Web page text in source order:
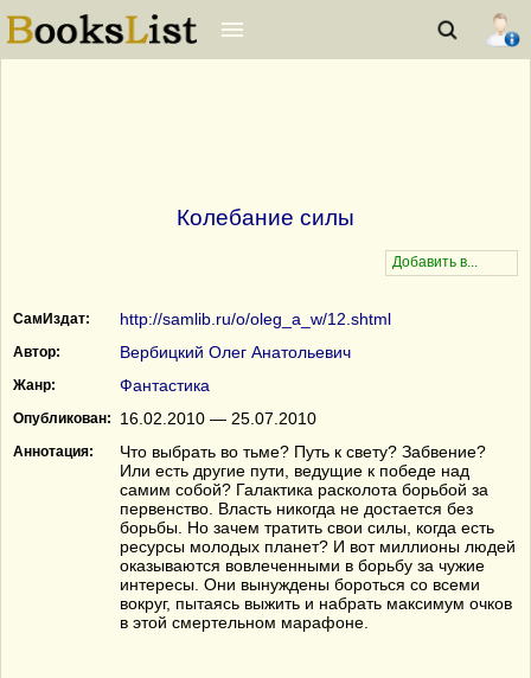
Колебание силы
СамИздат: http://samlib.ru/o/oleg_a_w/12.shtml
Автор: Вербицкий Oлег Анатольевич
Жанр: Фантастика
Опубликован: 16.02.2010 — 25.07.2010
Аннотация:
Что выбрать во тьме? Путь к свету? Забвение?
Или есть другие пути, ведущие к победе над
самим собой? Галактика расколота борьбой за
первенство. Власть никогда не достается без
борьбы. Но зачем тратить свои силы, когда есть
ресурсы молодых планет? И вот миллионы людей
оказываются вовлеченными в борьбу за чужие
интересы. Они вынуждены бороться со всеми
вокруг, пытаясь выжить и набрать максимум очков
в этой смертельном марафоне.